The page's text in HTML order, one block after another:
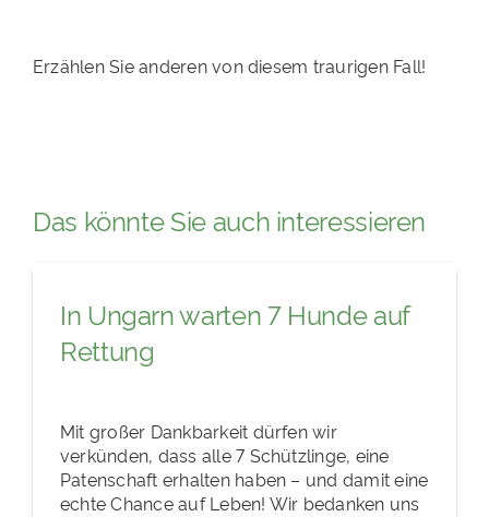
Erzählen Sie anderen von diesem traurigen Fall!
Das könnte Sie auch interessieren
In Ungarn warten 7 Hunde auf
Rettung
Mit großer Dankbarkeit dürfen wir
verkünden, dass alle 7 Schützlinge, eine
Patenschaft erhalten haben – und damit eine
echte Chance auf Leben! Wir bedanken uns